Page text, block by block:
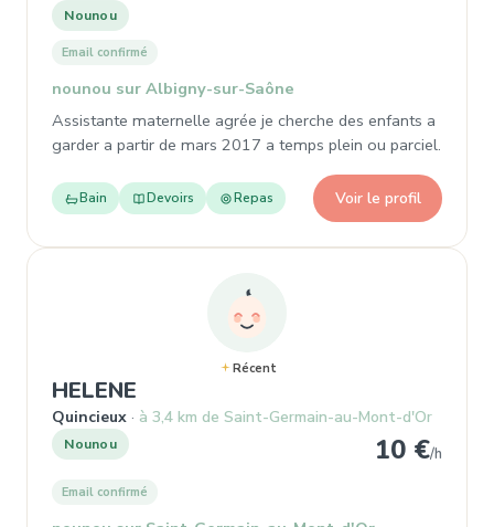
Nounou
Email confirmé
nounou sur Albigny-sur-Saône
Assistante maternelle agrée je cherche des enfants a
garder a partir de mars 2017 a temps plein ou parciel.
Bain Devoirs Repas Voir le profil
Récent
HELENE
Quincieux à 3,4 km de Saint-Germain-au-Mont-d'Or
Nounou 10 €/h
Email confirmé